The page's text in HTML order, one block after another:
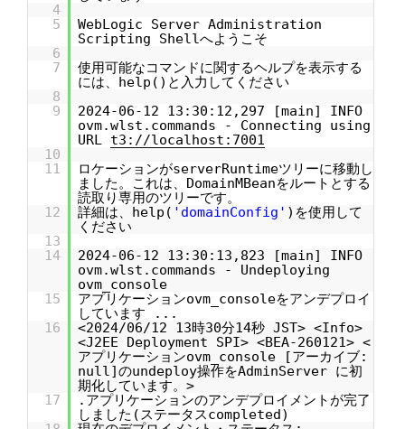
4
5
WebLogic Server Administration
Scripting Shellへようこそ
6
7
使用可能なコマンドに関するヘルプを表示する
には、help()と入力してください
8
9
2024-06-12 13:30:12,297 [main] INFO
ovm.wlst.commands - Connecting using
URL t3://localhost:7001
10
11
ロケーションがserverRuntimeツリーに移動し
ました。これは、DomainMBeanをルートとする
読取り専用のツリーです。
12
詳細は、help( 'domainConfig' )を使用して
ください
13
14
2024-06-12 13:30:13,823 [main] INFO
ovm.wlst.commands - Undeploying
ovm_console
15
アプリケーションovm_consoleをアンデプロイ
しています ...
16
<2024/06/12 13時30分14秒 JST> <Info>
<J2EE Deployment SPI> <BEA-260121> <
アプリケーションovm_console [アーカイブ:
null]のundeploy操作をAdminServer に初
期化しています。>
17
.アプリケーションのアンデプロイメントが完了
しました(ステータスcompleted)